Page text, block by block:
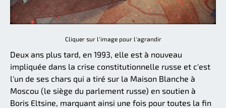
Cliquer sur l'image pour l'agrandir
Deux ans plus tard, en 1993, elle est à nouveau
impliquée dans la crise constitutionnelle russe et c'est
l'un de ses chars qui a tiré sur la Maison Blanche à
Moscou (le siège du parlement russe) en soutien à
Boris Eltsine, marquant ainsi une fois pour toutes la fin